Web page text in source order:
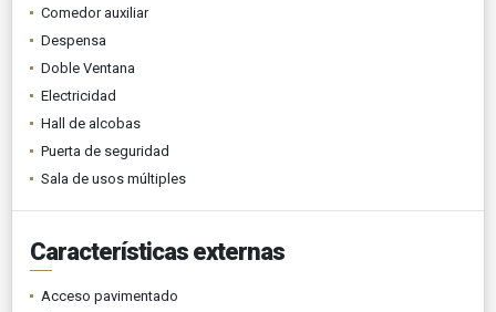
Comedor auxiliar
Despensa
Doble Ventana
Electricidad
Hall de alcobas
Puerta de seguridad
Sala de usos múltiples
Características externas
Acceso pavimentado